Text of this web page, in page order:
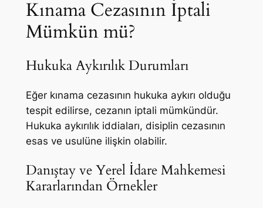
Kınama Cezasının İptali
Mümkün mü?
Hukuka Aykırılık Durumları
Eğer kınama cezasının hukuka aykırı olduğu
tespit edilirse, cezanın iptali mümkündür.
Hukuka aykırılık iddiaları, disiplin cezasının
esas ve usulüne ilişkin olabilir.
Danıştay ve Yerel İdare Mahkemesi
Kararlarından Örnekler